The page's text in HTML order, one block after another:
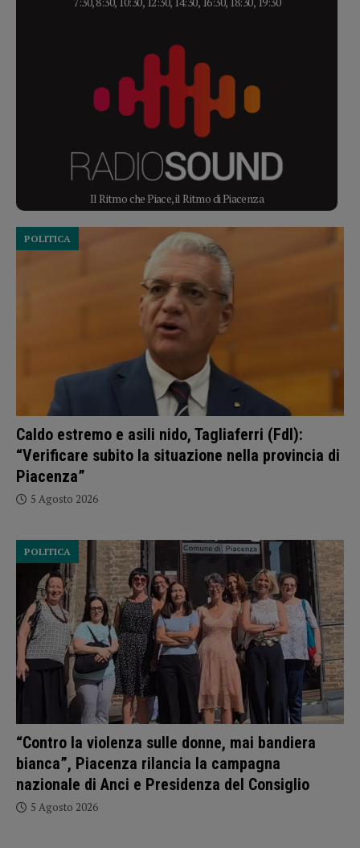
Il Ritmo che Piace, il Ritmo di Piacenza
Caldo estremo e asili nido, Tagliaferri (FdI):
“Verificare subito la situazione nella provincia di
Piacenza”
POLITICA
5 Agosto 2026
“Contro la violenza sulle donne, mai bandiera
bianca”, Piacenza rilancia la campagna
nazionale di Anci e Presidenza del Consiglio
POLITICA
5 Agosto 2026